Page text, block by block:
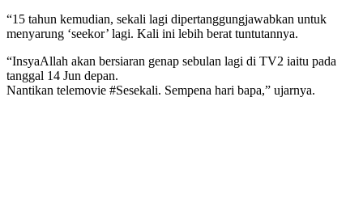
“15 tahun kemudian, sekali lagi dipertanggungjawabkan untuk
menyarung ‘seekor’ lagi. Kali ini lebih berat tuntutannya.
“InsyaAllah akan bersiaran genap sebulan lagi di TV2 iaitu pada
tanggal 14 Jun depan.
Nantikan telemovie #Sesekali. Sempena hari bapa,” ujarnya.